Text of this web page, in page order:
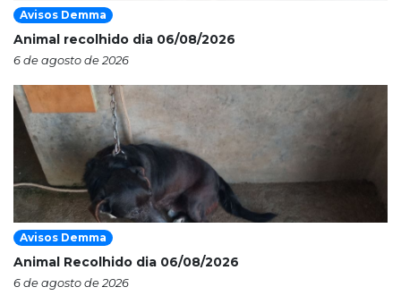
Avisos Demma
Animal recolhido dia 06/08/2026
6 de agosto de 2026
Avisos Demma
Animal Recolhido dia 06/08/2026
6 de agosto de 2026